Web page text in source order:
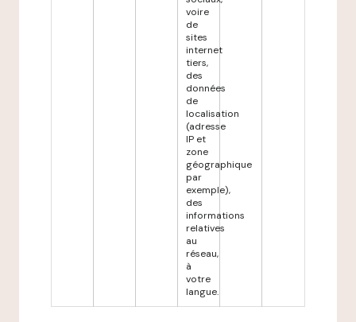
voire
de
sites
internet
tiers,
des
données
de
localisation
(adresse
IP et
zone
géographique
par
exemple),
des
informations
relatives
au
réseau,
à
votre
langue.